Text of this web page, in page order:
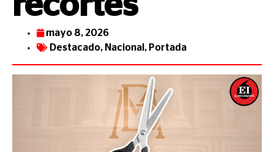
mayo 8, 2026
Destacado, Nacional , Portada